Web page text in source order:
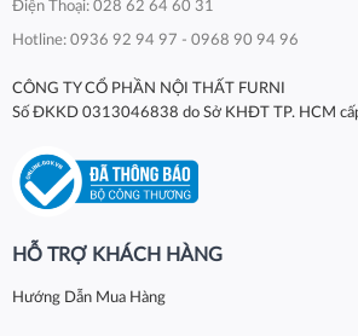
Điện Thoại: 028 62 64 60 31
Hotline: 0936 92 94 97 - 0968 90 94 96
CÔNG TY CỔ PHẦN NỘI THẤT FURNI
Số ĐKKD 0313046838 do Sở KHĐT TP. HCM
HỖ TRỢ KHÁCH HÀNG
Hướng Dẫn Mua Hàng